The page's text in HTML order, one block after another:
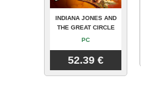
INDIANA JONES AND
THE GREAT CIRCLE
PC
52.39 €